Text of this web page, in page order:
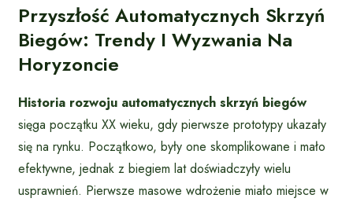
Przyszłość Automatycznych Skrzyń
Biegów: Trendy I Wyzwania Na
Horyzoncie
Historia rozwoju automatycznych skrzyń biegów
sięga początku XX wieku, gdy pierwsze prototypy ukazały
się na rynku. Początkowo, były one skomplikowane i mało
efektywne, jednak z biegiem lat doświadczyły wielu
usprawnień. Pierwsze masowe wdrożenie miało miejsce w